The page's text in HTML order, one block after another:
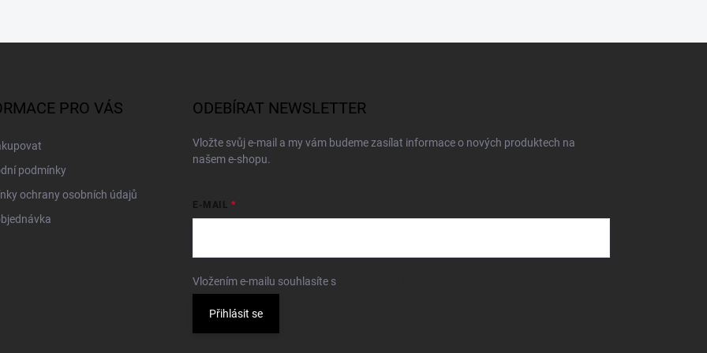
PRO VÁS
podmínky
ochrany osobních údajů
ODEBÍRAT NEWSLETTER
Vložte svůj e-mail a my vám budeme zasílat informace o nových produktech na
našem e-shopu.
E-MAIL
Vložením e-mailu souhlasíte s
Přihlásit se